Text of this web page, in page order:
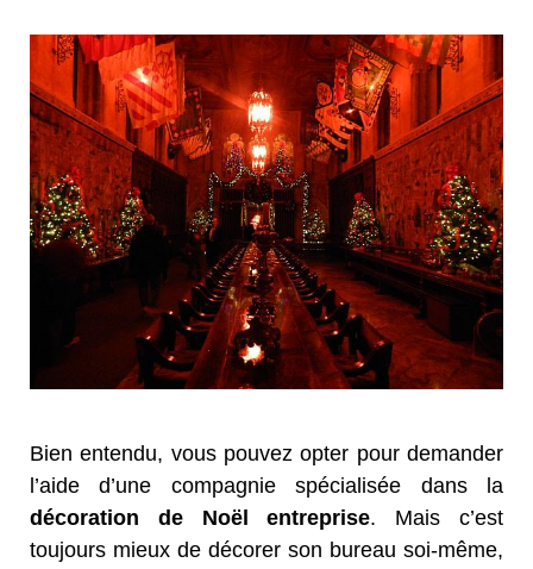
Bien entendu, vous pouvez opter pour demander
l’aide d’une compagnie spécialisée dans la
décoration de Noël entreprise. Mais c’est
toujours mieux de décorer son bureau soi-même,